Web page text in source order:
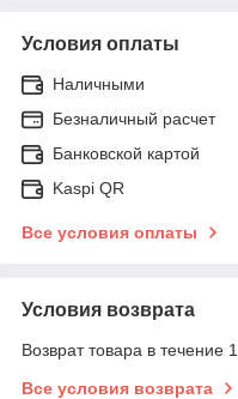
Условия оплаты
Наличными
Безналичный расчет
Банковской картой
Kaspi QR
Все условия оплаты
Условия возврата
Возврат товара в течение
Все условия возврата